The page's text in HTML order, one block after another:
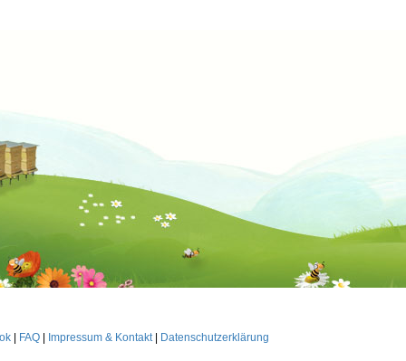
FAQ Impressum & Kontakt|
Datenschutzerklärung